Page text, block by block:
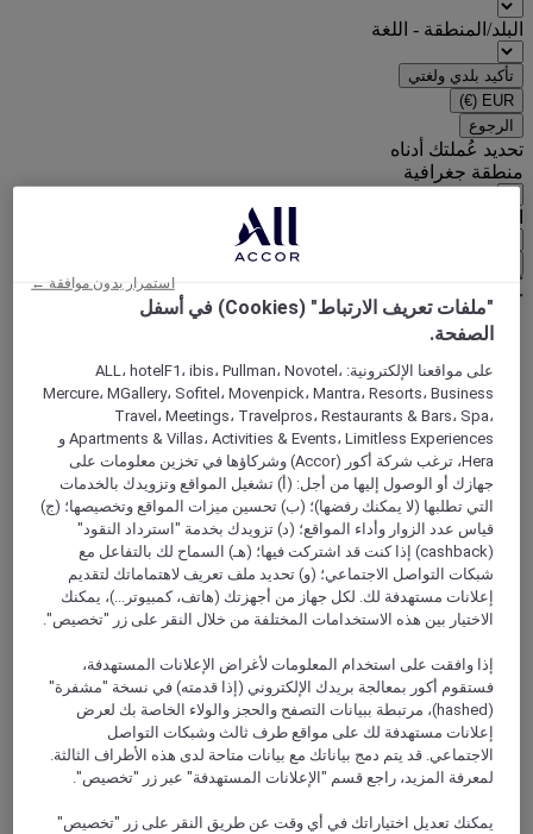
البلد/المنطقة - اللغة
تأكيد بلدي ولغتي
EUR
(€)
الرجوع
تحديد عُملتك أدناه
منطقة جغرافية
Asia
China
HEBEI
Shijiazhuang
Shijiazhuang, الصين
"ملفات تعريف الارتباط" (Cookies) في أسفل
الصفحة.
على مواقعنا الإلكترونية: ALL، hotelF1، ibis، Pullman، Novotel،
Mercure، MGallery، Sofitel، Movenpick، Mantra، Resorts، Business
Travel، Meetings، Travelpros، Restaurants & Bars، Spa،
Apartments & Villas، Activities & Events، Limitless Experiences و
Hera، ترغب شركة أكور (Accor) وشركاؤها في تخزين معلومات على
جهازك أو الوصول إليها من أجل: (أ) تشغيل المواقع وتزويدك بالخدمات
التي تطلبها (لا يمكنك رفضها)؛ (ب) تحسين ميزات المواقع وتخصيصها؛ (ج)
قياس عدد الزوار وأداء المواقع؛ (د) تزويدك بخدمة "استرداد النقود"
(cashback) إذا كنت قد اشتركت فيها؛ (هـ) السماح لك بالتفاعل مع
شبكات التواصل الاجتماعي؛ (و) تحديد ملف تعريف لاهتماماتك لتقديم
إعلانات مستهدفة لك. لكل جهاز من أجهزتك (هاتف، كمبيوتر...)، يمكنك
الاختيار بين هذه الاستخدامات المختلفة من خلال النقر على زر "تخصيص".
إذا وافقت على استخدام المعلومات لأغراض الإعلانات المستهدفة،
فستقوم أكور بمعالجة بريدك الإلكتروني (إذا قدمته) في نسخة "مشفرة"
(hashed)، مرتبطة ببيانات التصفح والحجز والولاء الخاصة بك لعرض
إعلانات مستهدفة لك على مواقع طرف ثالث وشبكات التواصل
الاجتماعي. قد يتم دمج بياناتك مع بيانات متاحة لدى هذه الأطراف الثالثة.
لمعرفة المزيد، راجع قسم "الإعلانات المستهدفة" عبر زر "تخصيص".
يمكنك تعديل اختياراتك في أي وقت عن طريق النقر على زر "تخصيص"
استمرار بدون موافقة ←